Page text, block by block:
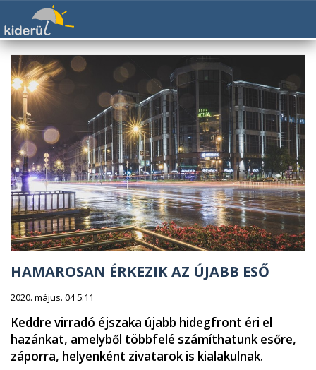
HAMAROSAN ÉRKEZIK AZ ÚJABB ESŐ
2020. május. 04 5:11
Keddre virradó éjszaka újabb hidegfront éri el
hazánkat, amelyből többfelé számíthatunk esőre,
záporra, helyenként zivatarok is kialakulnak.